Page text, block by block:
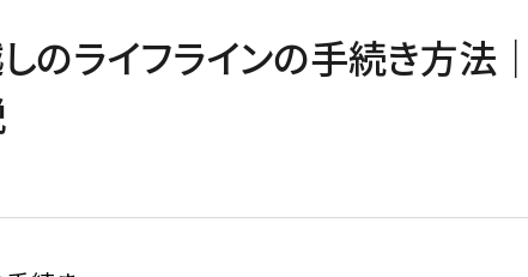
しのライフラインの手続き方法